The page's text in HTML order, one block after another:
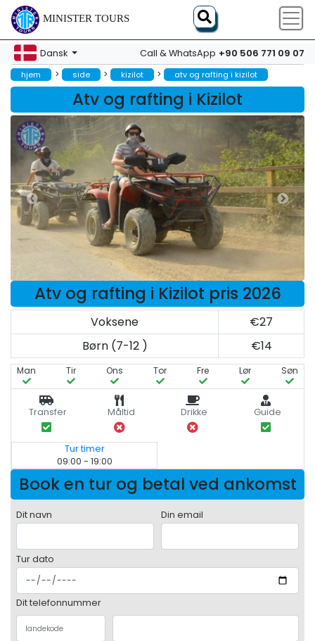
MINISTER TOURS
Dansk Call & WhatsApp +90 506 771 09 07
hjem > side > kizilot > atv og rafting i kizilot
Atv og rafting i Kizilot
Atv og rafting i Kizilot pris 2026
Voksene
€27
Børn (7-12 )
€14
Man Tir Ons Tor Fre Lør Søn
Transfer Måltid Drikke Guide
Tur timer
09:00 - 19:00
Book en tur og betal ved ankomst
Dit navn Din email
Tur dato
Dit telefonnummer